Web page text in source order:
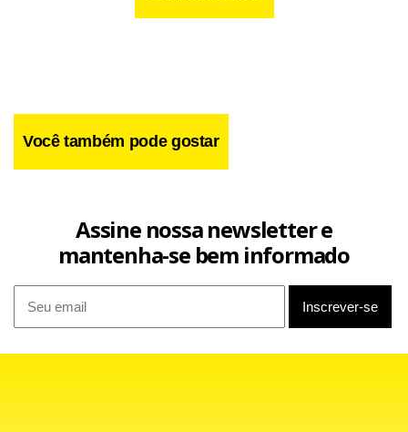
Com um discurso não tão otimista, mas, ainda sim,
confiante, o lateral-direito Marcos Rocha demostrou
Você também pode gostar
Assine nossa newsletter e
mantenha-se bem informado